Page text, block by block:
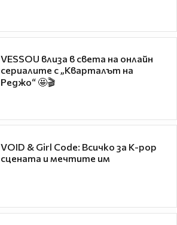
VESSOU влиза в света на онлайн
сериалите с „Кварталът на
Реджо“ 🤩🎬
VOID & Girl Code: Всичко за K-pop
сцената и мечтите им